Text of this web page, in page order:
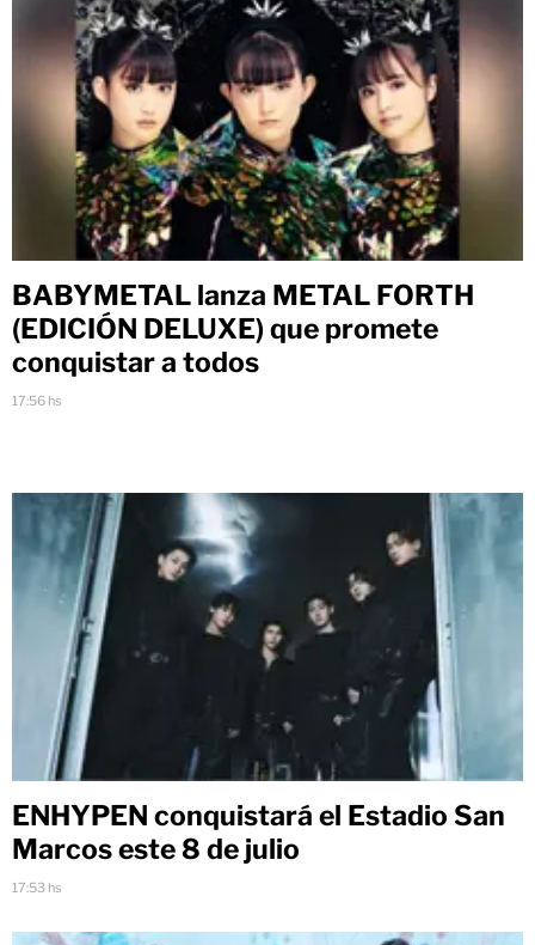
BABYMETAL lanza METAL FORTH
(EDICIÓN DELUXE) que promete
conquistar a todos
17:56 hs
ENHYPEN conquistará el Estadio San
Marcos este 8 de julio
17:53 hs